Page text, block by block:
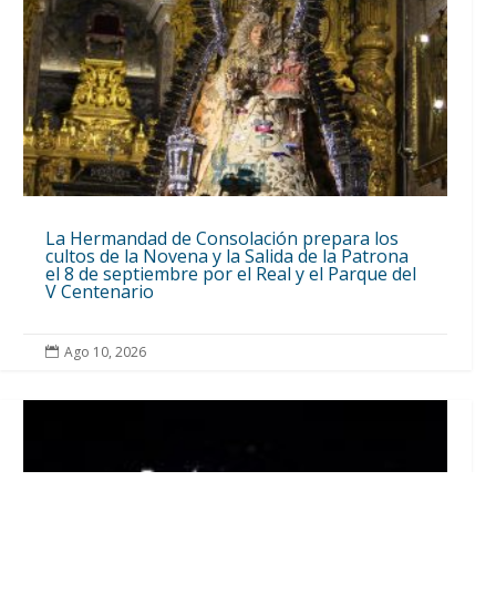
La Hermandad de Consolación prepara los
cultos de la Novena y la Salida de la Patrona
el 8 de septiembre por el Real y el Parque del
V Centenario
 Ago 10, 2026